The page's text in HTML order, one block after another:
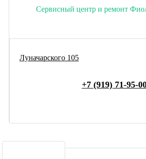
Сервисный центр и ремонт
Луначарского 105
+7 (919) 71-95-